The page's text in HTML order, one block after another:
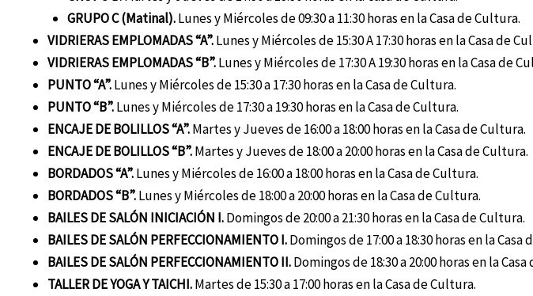
GRUPO C (Matinal).Lunes y Miércoles de 09:30 a 11:30 horas en la Casa de Cultura.
VIDRIERAS EMPLOMADAS “A”.Lunes y Miércoles de 15:30 A 17:30 horas en la Casa de
VIDRIERAS EMPLOMADAS “B”.Lunes y Miércoles de 17:30 A 19:30 horas en la Casa de
PUNTO “A”.Lunes y Miércoles de 15:30 a 17:30 horas en la Casa de Cultura.
PUNTO “B”.Lunes y Miércoles de 17:30 a 19:30 horas en la Casa de Cultura.
ENCAJE DE BOLILLOS “A”.Martes y Jueves de 16:00 a 18:00 horas en la Casa de Cultura.
ENCAJE DE BOLILLOS “B”.Martes y Jueves de 18:00 a 20:00 horas en la Casa de Cultura.
BORDADOS “A”.Lunes y Miércoles de 16:00 a 18:00 horas en la Casa de Cultura.
BORDADOS “B”.Lunes y Miércoles de 18:00 a 20:00 horas en la Casa de Cultura.
BAILES DE SALÓN INICIACIÓN I.Domingos de 20:00 a 21:30 horas en la Casa de Cultura.
BAILES DE SALÓN PERFECCIONAMIENTO I.Domingos de 17:00 a 18:30 horas en la Casa
BAILES DE SALÓN PERFECCIONAMIENTO II.Domingos de 18:30 a 20:00 horas en la
TALLER DE YOGA Y TAICHI.Martes de 15:30 a 17:00 horas en la Casa de Cultura.